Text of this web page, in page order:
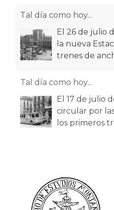
Tal día como hoy...
El 26 de julio
la nueva
trenes de
Tal día como hoy...
El 17 de julio
circular por
los primeros